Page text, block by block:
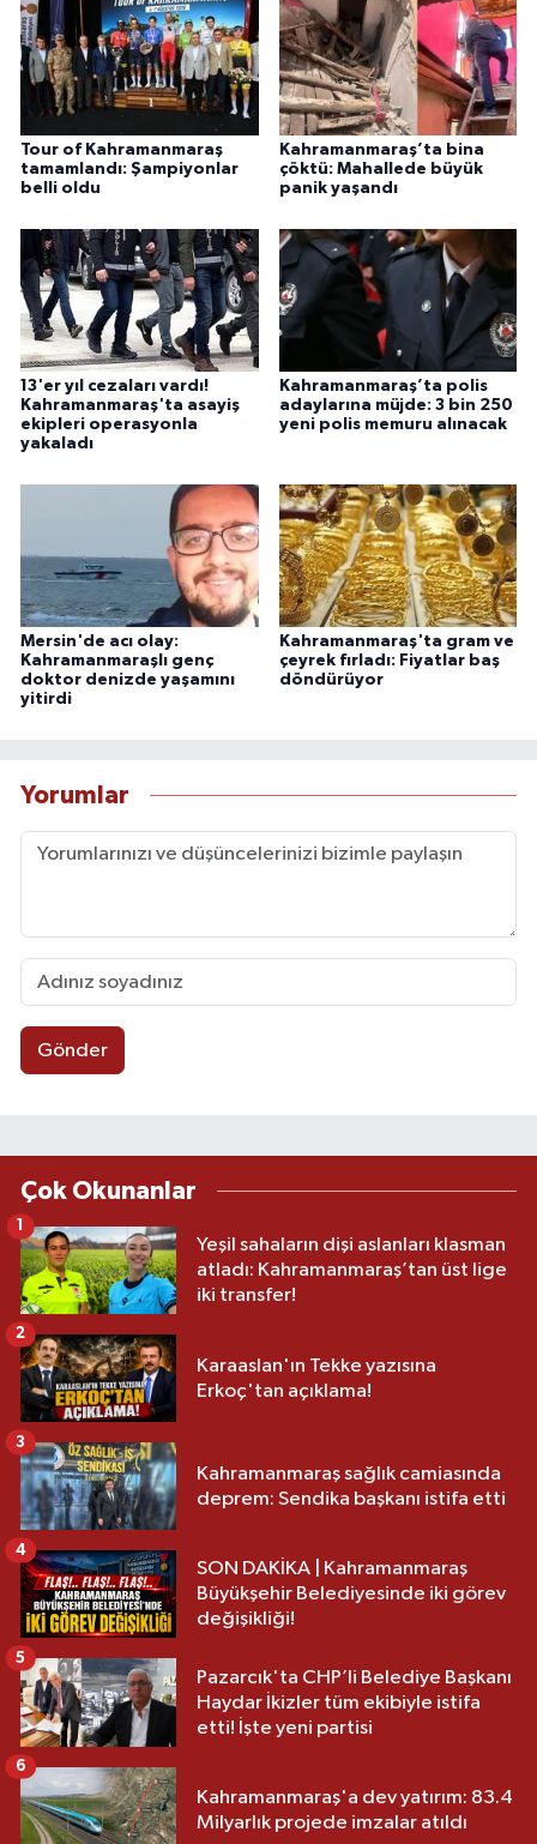
Tour of Kahramanmaraş
tamamlandı: Şampiyonlar
belli oldu
Kahramanmaraş’ta bina
çöktü: Mahallede büyük
panik yaşandı
13'er yıl cezaları vardı!
Kahramanmaraş'ta asayiş
ekipleri operasyonla
yakaladı
Kahramanmaraş’ta polis
adaylarına müjde: 3 bin 250
yeni polis memuru alınacak
Mersin'de acı olay:
Kahramanmaraşlı genç
doktor denizde yaşamını
yitirdi
Kahramanmaraş'ta gram ve
çeyrek fırladı: Fiyatlar baş
döndürüyor
Yorumlar
Gönder
Çok Okunanlar
Yeşil sahaların dişi aslanları klasman
atladı: Kahramanmaraş’tan üst lige
iki transfer!
1
Karaaslan'ın Tekke yazısına
Erkoç'tan açıklama!
2
Kahramanmaraş sağlık camiasında
deprem: Sendika başkanı istifa etti
3
SON DAKİKA | Kahramanmaraş
Büyükşehir Belediyesinde iki görev
değişikliği!
4
Pazarcık'ta CHP’li Belediye Başkanı
Haydar İkizler tüm ekibiyle istifa
etti! İşte yeni partisi
5
Kahramanmaraş'a dev yatırım: 83.4
Milyarlık projede imzalar atıldı
6